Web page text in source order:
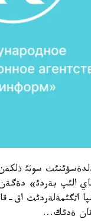
سوثئ ذلكةن
الئپ بةردئ»
اثگئمةلةردئث
ةدئك...